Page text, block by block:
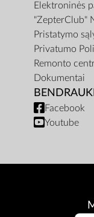
Elektroninės
"ZepterClub"
Pristatymo
Privatumo
Remonto
Dokumentai
Facebook
Youtube